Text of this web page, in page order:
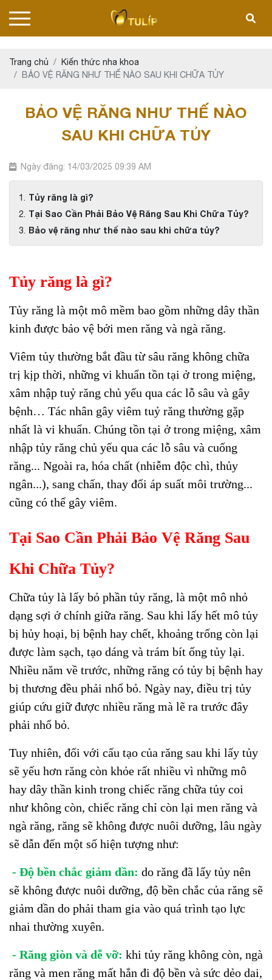
Trang chủ
Kiến thức nha khoa
BẢO VỆ RĂNG NHƯ THẾ NÀO SAU KHI CHỮA TỦY
BẢO VỆ RĂNG NHƯ THẾ NÀO
SAU KHI CHỮA TỦY
Ngày đăng: 14/03/2025 09:39 AM
Tủy răng là gì?
Tại Sao Cần Phải Bảo Vệ Răng Sau Khi Chữa Tủy?
Bảo vệ răng như thế nào sau khi chữa tủy?
Tủy răng là gì?
Tủy răng là một mô mềm bao gồm những dây thần
kinh được bảo vệ bởi men răng và ngà răng.
Viêm tủy thường bắt đầu từ sâu răng không chữa
trị kịp thời, những vi khuẩn tồn tại ở trong miệng,
xâm nhập tuỷ răng chủ yếu qua các lỗ sâu và gây
bệnh… Tác nhân gây viêm tuỷ răng thường gặp
nhất là vi khuẩn. Chúng tồn tại ở trong miệng, xâm
nhập tủy răng chủ yếu qua các lỗ sâu và cuống
răng... Ngoài ra, hóa chất (nhiễm độc chì, thủy
ngân...), sang chấn, thay đổi áp suất môi trường...
cũng có thể gây viêm.
Tại Sao Cần Phải Bảo Vệ Răng Sau
Khi Chữa Tủy?
Chữa tủy là lấy bỏ phần tủy răng, là một mô nhỏ
dạng sợi ở chính giữa răng. Sau khi lấy hết mô tủy
bị hủy hoại, bị bệnh hay chết, khoảng trống còn lại
được làm sạch, tạo dáng và trám bít ống tủy lại.
Nhiều năm về trước, những răng có tủy bị bệnh hay
bị thương đều phải nhổ bỏ. Ngày nay, điều trị tủy
giúp cứu giữ được nhiều răng mà lẽ ra trước đây
phải nhổ bỏ.
Tuy nhiên, đối với cấu tạo của răng sau khi lấy tủy
sẽ yếu hơn răng còn khỏe rất nhiều vì những mô
hay dây thần kinh trong chiếc răng chữa tủy coi
như không còn, chiếc răng chỉ còn lại men răng và
ngà răng, răng sẽ không được nuôi dưỡng, lâu ngày
sẽ dẫn đến một số hiện tượng như:
- Độ bền chắc giảm dần: do răng đã lấy tủy nên
sẽ không được nuôi dưỡng, độ bền chắc của răng sẽ
giảm dần do phải tham gia vào quá trình tạo lực
nhai thường xuyên.
- Răng giòn và dễ vỡ: khi tủy răng không còn, ngà
răng và men răng mất hẳn đi độ bền và sức dẻo dai,